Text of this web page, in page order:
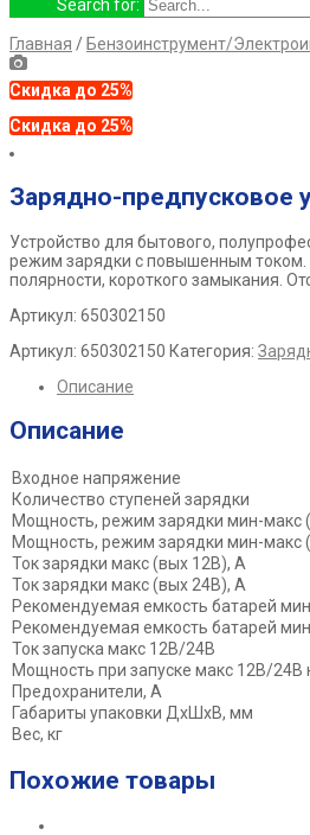
Search for:
Главная / Бензоинструмент/
Скидка до 25%
Скидка до 25%
Зарядно-предпусковое
Устройство для бытового,
режим зарядки с повышенным током.
полярности, короткого замыкания.
Артикул: 650302150
Артикул: 650302150 Категория:
Описание
Описание
Входное напряжение
Количество ступеней зарядки
Мощность, режим зарядки мин-макс
Мощность, режим зарядки мин-макс
Ток зарядки макс (вых 12В), А
Ток зарядки макс (вых 24В), А
Рекомендуемая емкость батарей
Рекомендуемая емкость батарей
Ток запуска макс 12В/24В
Мощность при запуске макс 12В/24В
Предохранители, А
Габариты упаковки ДхШхВ, мм
Вес, кг
Похожие товары